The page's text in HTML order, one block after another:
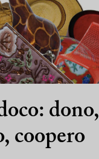
dono,
coopero